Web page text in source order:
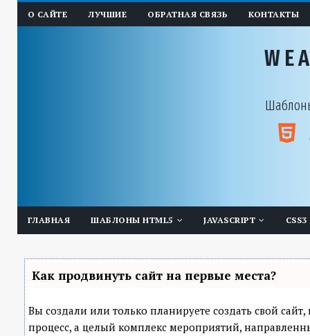
О САЙТЕ ЛУЧШИЕ ОБРАТНАЯ СВЯЗЬ КОНТАКТЫ
ГЛАВНАЯ ШАБЛОНЫ HTML5 JAVASCRIPT CSS3
Как продвинуть сайт на первые места?
Вы создали или только планируете создать свой
процесс, а целый комплекс мероприятий,